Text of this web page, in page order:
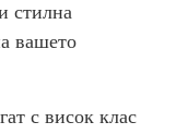
стилна
вашето
с висок клас